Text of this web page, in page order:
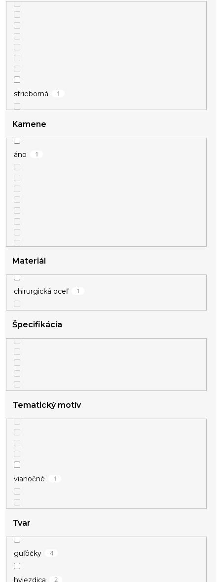
21 cm
strieborná 1
Kamene
áno 1
Materiál
chirurgická oceľ 1
Špecifikácia
Tematický motív
vianočné 1
Tvar
guľôčky 4
hviezdica 2